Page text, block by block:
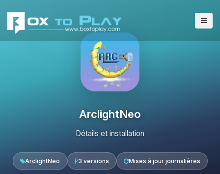
ArclightNeo
Détails et installation
ArclightNeo 3 versions Mises à jour journalières